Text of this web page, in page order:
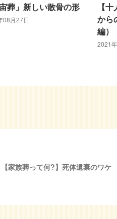
宙葬」新しい散骨の形
08月27日
【
から
編）
2021
【家族葬って何?】死体遺棄のワケ